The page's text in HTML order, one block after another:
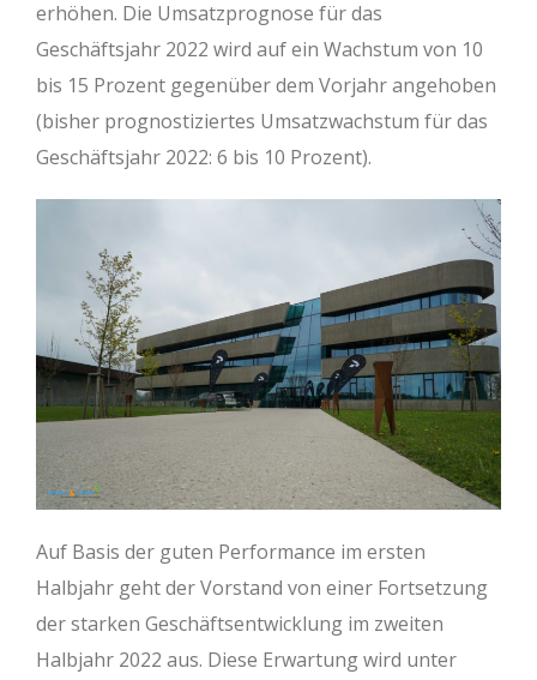
erhöhen. Die Umsatzprognose für das
Geschäftsjahr 2022 wird auf ein Wachstum von 10
bis 15 Prozent gegenüber dem Vorjahr angehoben
(bisher prognostiziertes Umsatzwachstum für das
Geschäftsjahr 2022: 6 bis 10 Prozent).
Auf Basis der guten Performance im ersten
Halbjahr geht der Vorstand von einer Fortsetzung
der starken Geschäftsentwicklung im zweiten
Halbjahr 2022 aus. Diese Erwartung wird unter